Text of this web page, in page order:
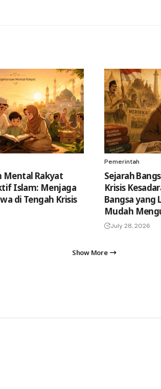
Mental Rakyat
Islam: Menjaga
di Tengah Krisis
Pemerintah
Sejarah
Krisis
Bangsa yang
Mudah
July 28, 2026
Show More